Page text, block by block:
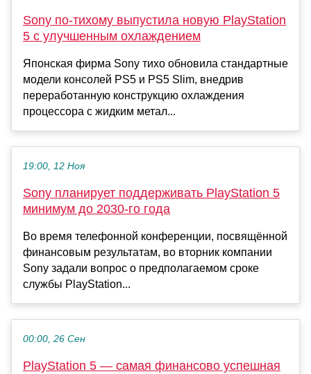
Sony по-тихому выпустила новую PlayStation
5 с улучшенным охлаждением
Японская фирма Sony тихо обновила стандартные
модели консолей PS5 и PS5 Slim, внедрив
переработанную конструкцию охлаждения
процессора с жидким метал...
19:00, 12 Ноя
Sony планирует поддерживать PlayStation 5
минимум до 2030-го года
Во время телефонной конференции, посвящённой
финансовым результатам, во вторник компании
Sony задали вопрос о предполагаемом сроке
службы PlayStation...
00:00, 26 Сен
PlayStation 5 — самая финансово успешная